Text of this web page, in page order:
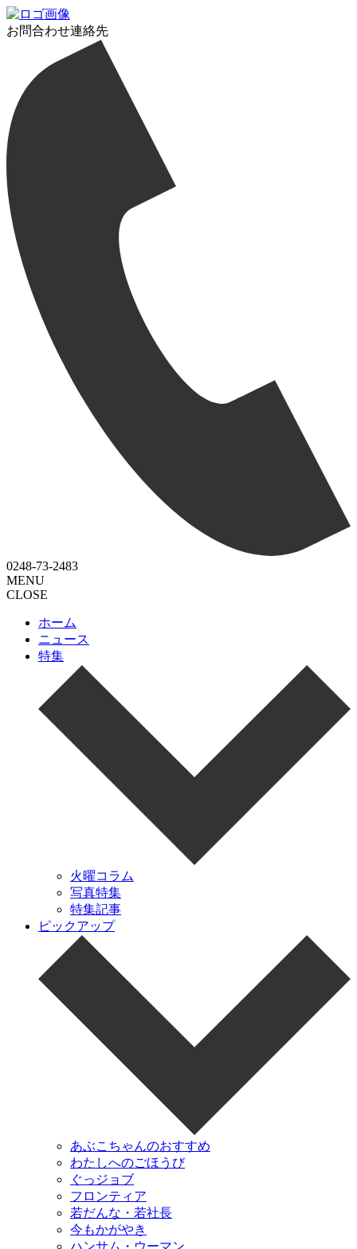
お問合わせ連絡先
0248-73-2483
MENU
CLOSE
ホーム
ニュース
特集
火曜コラム
写真特集
特集記事
ピックアップ
あぶこちゃんのおすすめ
わたしへのごほうび
ぐっジョブ
フロンティア
若だんな・若社長
今もかがやき
ハンサム・ウーマン